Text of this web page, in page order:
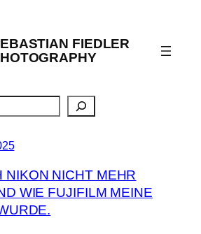
FIEDLER